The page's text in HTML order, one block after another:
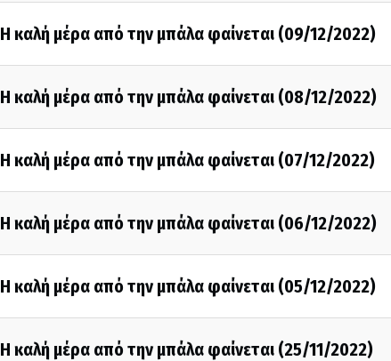
Η καλή μέρα από την μπάλα φαίνεται (09/12/2022)
Η καλή μέρα από την μπάλα φαίνεται (08/12/2022)
Η καλή μέρα από την μπάλα φαίνεται (07/12/2022)
Η καλή μέρα από την μπάλα φαίνεται (06/12/2022)
Η καλή μέρα από την μπάλα φαίνεται (05/12/2022)
Η καλή μέρα από την μπάλα φαίνεται (25/11/2022)